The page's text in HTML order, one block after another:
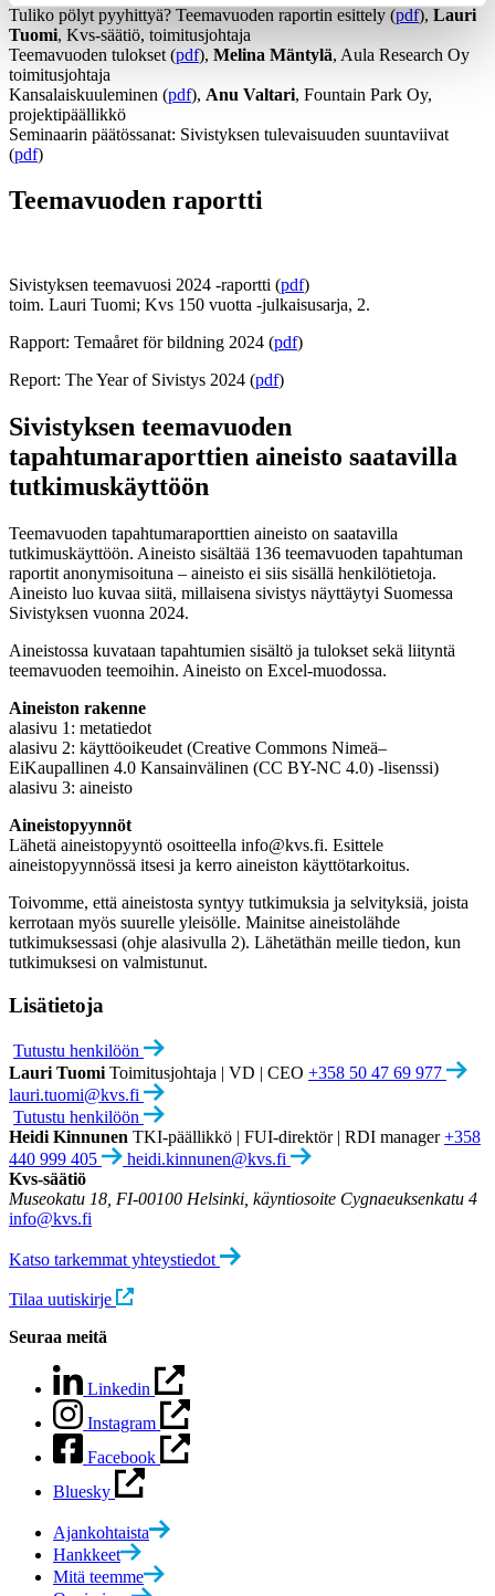
Tuliko pölyt pyyhittyä? Teemavuoden raportin esittely (pdf), Lauri
Tuomi, Kvs-säätiö, toimitusjohtaja
Teemavuoden tulokset (pdf), Melina Mäntylä, Aula Research Oy
toimitusjohtaja
Kansalaiskuuleminen (pdf), Anu Valtari, Fountain Park Oy,
projektipäällikkö
Seminaarin päätössanat: Sivistyksen tulevaisuuden suuntaviivat
(pdf)
Teemavuoden raportti
Sivistyksen teemavuosi 2024 -raportti (pdf)
toim. Lauri Tuomi; Kvs 150 vuotta -julkaisusarja, 2.
Rapport: Temaåret för bildning 2024 (pdf)
Report: The Year of Sivistys 2024 (pdf)
Sivistyksen teemavuoden
tapahtumaraporttien aineisto saatavilla
tutkimuskäyttöön
Teemavuoden tapahtumaraporttien aineisto on saatavilla
tutkimuskäyttöön. Aineisto sisältää 136 teemavuoden tapahtuman
raportit anonymisoituna – aineisto ei siis sisällä henkilötietoja.
Aineisto luo kuvaa siitä, millaisena sivistys näyttäytyi Suomessa
Sivistyksen vuonna 2024.
Aineistossa kuvataan tapahtumien sisältö ja tulokset sekä liityntä
teemavuoden teemoihin. Aineisto on Excel-muodossa.
Aineiston rakenne
alasivu 1: metatiedot
alasivu 2: käyttöoikeudet (Creative Commons Nimeä–
EiKaupallinen 4.0 Kansainvälinen (CC BY-NC 4.0) -lisenssi)
alasivu 3: aineisto
Aineistopyynnöt
Lähetä aineistopyyntö osoitteella info@kvs.fi. Esittele
aineistopyynnössä itsesi ja kerro aineiston käyttötarkoitus.
Toivomme, että aineistosta syntyy tutkimuksia ja selvityksiä, joista
kerrotaan myös suurelle yleisölle. Mainitse aineistolähde
tutkimuksessasi (ohje alasivulla 2). Lähetäthän meille tiedon, kun
tutkimuksesi on valmistunut.
Lisätietoja
Tutustu henkilöön
Lauri Tuomi Toimitusjohtaja | VD | CEO +358 50 47 69 977
lauri.tuomi@kvs.fi
Tutustu henkilöön
Heidi Kinnunen TKI-päällikkö | FUI-direktör | RDI manager +358
440 999 405
heidi.kinnunen@kvs.fi
Kvs-säätiö
Museokatu 18, FI-00100 Helsinki, käyntiosoite Cygnaeuksenkatu 4
info@kvs.fi
Katso tarkemmat yhteystiedot
Tilaa uutiskirje
Seuraa meitä
Linkedin
Instagram
Facebook
Bluesky
Ajankohtaista
Hankkeet
Mitä teemme